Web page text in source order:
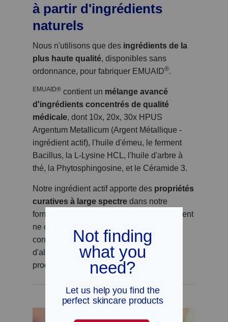
à partir d'ingrédients
naturels
Nous n'utilisons que des ingrédients de la
plus haute qualité, disponibles sans
ordonnance, pour fabriquer EMUAID®.
EMUAID® contient un mélange avancé
d'ingrédients concentrés de qualité
médicale, dont 10x, 20x, 30x HPUS
Argentum Metallicum (Argent Métallique -
ingrédient actif), l'huile d'émeu, le ferment
Bacillus, la L-Lysine HCL, l'huile d'arbre à
thé, la Phytosphingosine, et le Céramide 3.
Notre ingrédient actif apporte des propriétés
curatives à large spectre dans notre
formule unique. EMUAID
First Aid Ointment
ne contient pas de produits chimiques, de
conservateurs artificiels, de lanoline,
d'alcool, de parabènes, de stéroïdes, de
produits pétrochimiques ou de parfum.